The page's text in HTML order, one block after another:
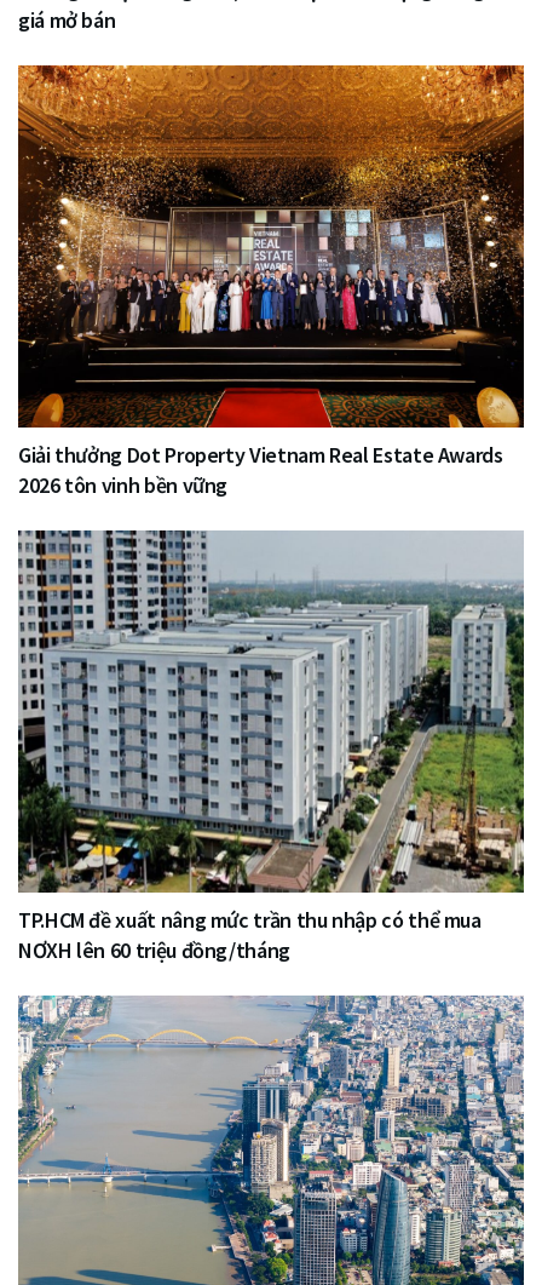
giá mở bán
Giải thưởng Dot Property Vietnam Real Estate Awards
2026 tôn vinh bền vững
TP.HCM đề xuất nâng mức trần thu nhập có thể mua
NƠXH lên 60 triệu đồng/tháng